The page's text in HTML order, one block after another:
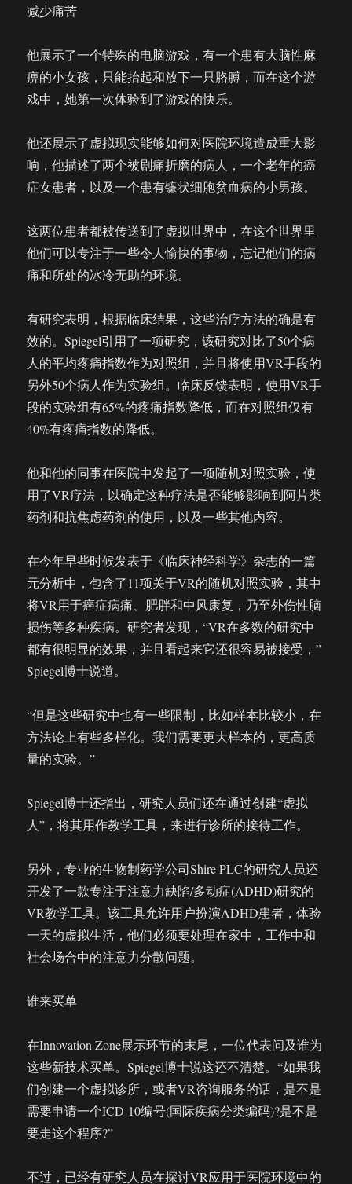
减少痛苦
他展示了一个特殊的电脑游戏，有一个患有大脑性麻
痹的小女孩，只能抬起和放下一只胳膊，而在这个游
戏中，她第一次体验到了游戏的快乐。
他还展示了虚拟现实能够如何对医院环境造成重大影
响，他描述了两个被剧痛折磨的病人，一个老年的癌
症女患者，以及一个患有镰状细胞贫血病的小男孩。
这两位患者都被传送到了虚拟世界中，在这个世界里
他们可以专注于一些令人愉快的事物，忘记他们的病
痛和所处的冰冷无助的环境。
有研究表明，根据临床结果，这些治疗方法的确是有
效的。Spiegel引用了一项研究，该研究对比了50个病
人的平均疼痛指数作为对照组，并且将使用VR手段的
另外50个病人作为实验组。临床反馈表明，使用VR手
段的实验组有65%的疼痛指数降低，而在对照组仅有
40%有疼痛指数的降低。
他和他的同事在医院中发起了一项随机对照实验，使
用了VR疗法，以确定这种疗法是否能够影响到阿片类
药剂和抗焦虑药剂的使用，以及一些其他内容。
在今年早些时候发表于《临床神经科学》杂志的一篇
元分析中，包含了11项关于VR的随机对照实验，其中
将VR用于癌症病痛、肥胖和中风康复，乃至外伤性脑
损伤等多种疾病。研究者发现，“VR在多数的研究中
都有很明显的效果，并且看起来它还很容易被接受，”
Spiegel博士说道。
“但是这些研究中也有一些限制，比如样本比较小，在
方法论上有些多样化。我们需要更大样本的，更高质
量的实验。”
Spiegel博士还指出，研究人员们还在通过创建“虚拟
人”，将其用作教学工具，来进行诊所的接待工作。
另外，专业的生物制药学公司Shire PLC的研究人员还
开发了一款专注于注意力缺陷/多动症(ADHD)研究的
VR教学工具。该工具允许用户扮演ADHD患者，体验
一天的虚拟生活，他们必须要处理在家中，工作中和
社会场合中的注意力分散问题。
谁来买单
在Innovation Zone展示环节的末尾，一位代表问及谁为
这些新技术买单。Spiegel博士说这还不清楚。“如果我
们创建一个虚拟诊所，或者VR咨询服务的话，是不是
需要申请一个ICD-10编号(国际疾病分类编码)?是不是
要走这个程序?”
不过，已经有研究人员在探讨VR应用于医院环境中的